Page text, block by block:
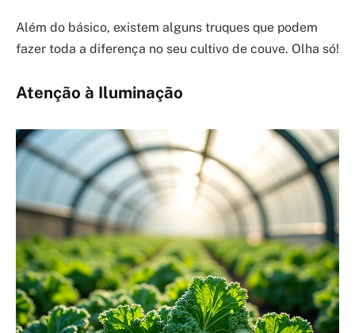
Além do básico, existem alguns truques que podem
fazer toda a diferença no seu cultivo de couve. Olha só!
Atenção à Iluminação